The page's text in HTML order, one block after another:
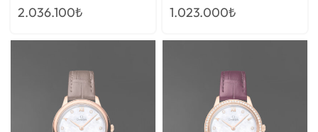
2.036.100₺ 1.023.000₺